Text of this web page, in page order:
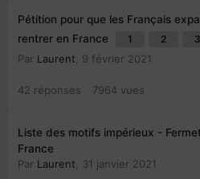
Pétition pour que les Français
rentrer en France
1 2 3
Par Laurent 9 février 2021
42 réponses 7964 vues
Liste des motifs impérieux -
France
Par Laurent 31 janvier 2021